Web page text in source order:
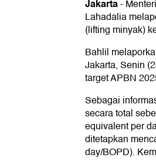
Jakarta-
Lahadalia
(lifting minyak)
Bahlil
Jakarta, Senin
target APBN
Sebagai
secara total
equivalent per
ditetapkan
day/BOPD).